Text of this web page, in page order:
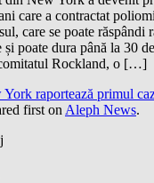
care a contractat
care se poate răspândi
și poate dura până la 30
Rockland, o […]
York raportează primul
first on Aleph News.